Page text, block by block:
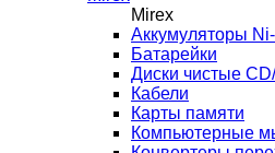
Mirex
Аккумуляторы
Батарейки
Диски чистые
Кабели
Карты памяти
Компьютерные